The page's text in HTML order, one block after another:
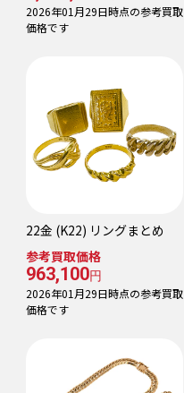
2026年01月29日時点の参考買取
価格です
22金 (K22) リングまとめ
参考買取価格
963,100円
2026年01月29日時点の参考買取
価格です